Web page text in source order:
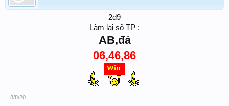
2d9
Làm lại số TP :
AB,đá
06,46,86
8/8/20